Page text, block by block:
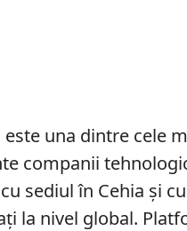
este una dintre cele
companii
sediul în Cehia şi
la nivel global.